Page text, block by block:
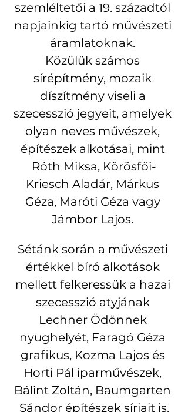
szemléltetői a 19. századtól
napjainkig tartó művészeti
áramlatoknak.
Közülük számos
sírépítmény, mozaik
díszítmény viseli a
szecesszió jegyeit, amelyek
olyan neves művészek,
építészek alkotásai, mint
Róth Miksa, Körösfői-
Kriesch Aladár, Márkus
Géza, Maróti Géza vagy
Jámbor Lajos.
Sétánk során a művészeti
értékkel bíró alkotások
mellett felkeressük a hazai
szecesszió atyjának
Lechner Ödönnek
nyughelyét, Faragó Géza
grafikus, Kozma Lajos és
Horti Pál iparművészek,
Bálint Zoltán, Baumgarten
Sándor építészek sírjait is.